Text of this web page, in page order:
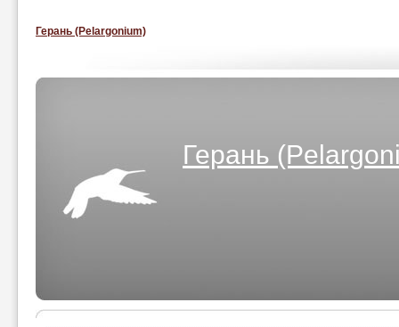
Герань (Pelargonium)
Герань